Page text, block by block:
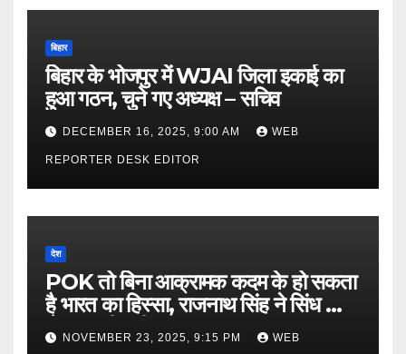
बिहार
बिहार के भोजपुर में WJAI जिला इकाई का
हुआ गठन, चुने गए अध्यक्ष – सचिव
DECEMBER 16, 2025, 9:00 AM WEB
REPORTER DESK EDITOR
देश
POK तो बिना आक्रामक कदम के हो सकता
है भारत का हिस्सा, राजनाथ सिंह ने सिंध को
लेकर कही बड़ी बात…
NOVEMBER 23, 2025, 9:15 PM WEB